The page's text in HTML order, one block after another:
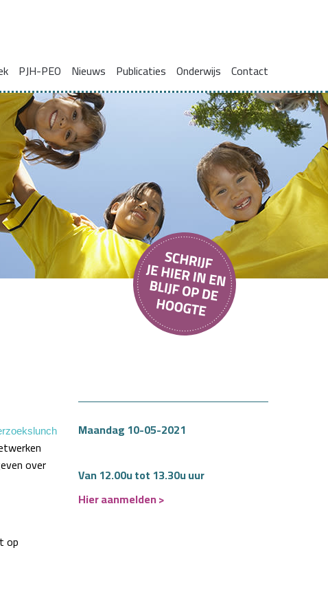
PJH-PEO Nieuws Publicaties
Onderzoeksrapporten
Blogs
Onderwijs
voor gezinnen met complexe problemen
Contact
over
op
maandag 10-05-2021
Van 12.00utot 13.30uuur
Hier aanmelden >